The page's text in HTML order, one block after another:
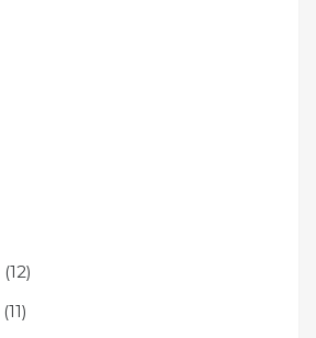
(12)
(11)